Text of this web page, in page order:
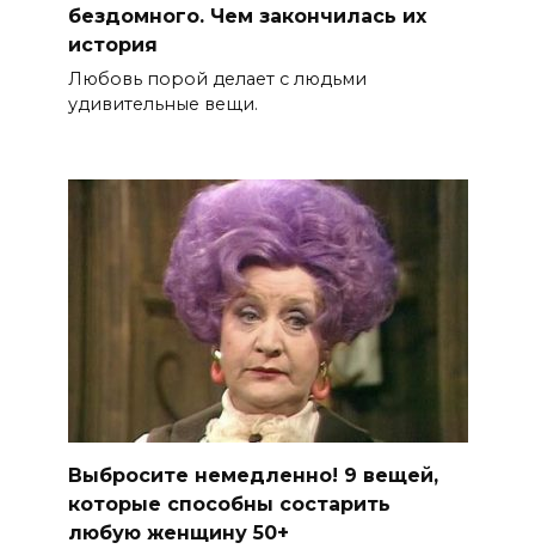
бездомного. Чем закончилась их
история
Любовь порой делает с людьми
удивительные вещи.
Выбросите немедленно! 9 вещей,
которые способны состapить
любую женщину 50+